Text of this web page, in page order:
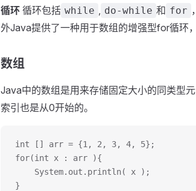
循环 循环包括 while , do-while 和 for
外Java提供了一种用于数组的增强型for循环
数组
Java中的数组是用来存储固定大小的同类型
索引也是从0开始的。
int [] arr = {1, 2, 3, 4, 5};
for(int x : arr ){
	System.out.println( x );
}